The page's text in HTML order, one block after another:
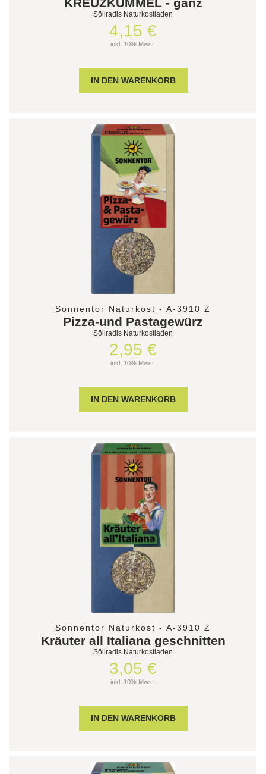
Söllradls Naturkostladen
4,15 €
inkl. 10% Mwst.
Sonnentor Naturkost - A-3910 Z
Pizza-und Pastagewürz
Söllradls Naturkostladen
2,95 €
inkl. 10% Mwst.
Sonnentor Naturkost - A-3910 Z
Kräuter all Italiana geschnitten
Söllradls Naturkostladen
3,05 €
inkl. 10% Mwst.